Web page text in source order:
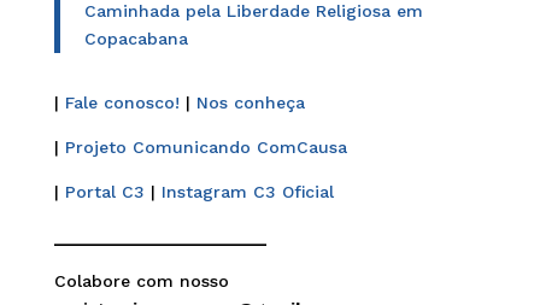
Caminhada pela Liberdade Religiosa em
Copacabana
| Fale conosco! | Nos conheça
| Projeto Comunicando ComCausa
| Portal C3 | Instagram C3 Oficial
Colabore com nosso